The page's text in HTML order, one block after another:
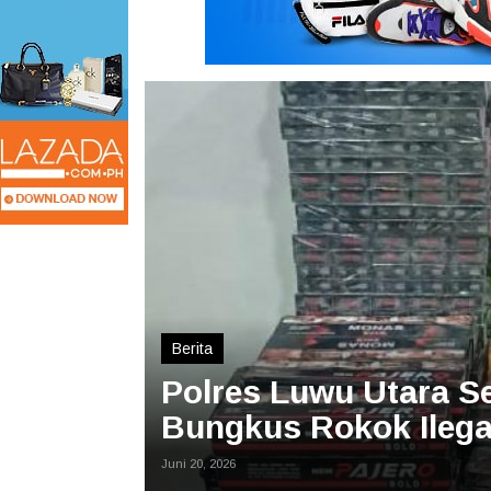
Berita
Polres Luwu Utara
Bungkus Rokok
Juni 20, 2026